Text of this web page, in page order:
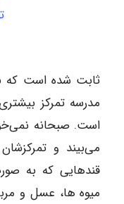
ثابت شده است که
مدرسه تمرکز
است. صبحانه
می‌بیند و
قندهایی که به
میوه ها، عسل و